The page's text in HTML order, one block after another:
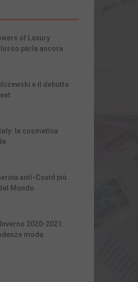
of Luxury
parla ancora
e il debutto
la cosmetica
anti-Covid più
Mondo
2020-2021:
moda